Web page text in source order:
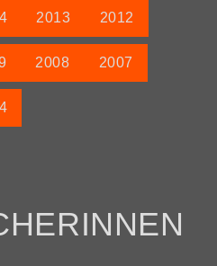
2013 2012
2008 2007